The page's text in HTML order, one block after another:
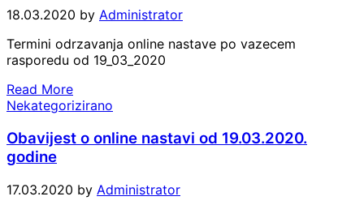
18.03.2020 by Administrator
Termini odrzavanja online nastave po vazecem
rasporedu od 19_03_2020
Read More
Nekategorizirano
Obavijest o online nastavi od 19.03.2020.
godine
17.03.2020 by Administrator